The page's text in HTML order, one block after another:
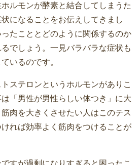
ルモンが酵素と結合してしまうた
になることをお伝えしてきまし
たこととどのように関係するのか
でしょう。一見バラバラな症状も
いるのです。
ステロンというホルモンがありこ
「男性が男性らしい体つき」に大
肉を大きくさせたい人はこのテス
ければ効率よく筋肉をつけることが
すが過剰になりすぎると困ったこ